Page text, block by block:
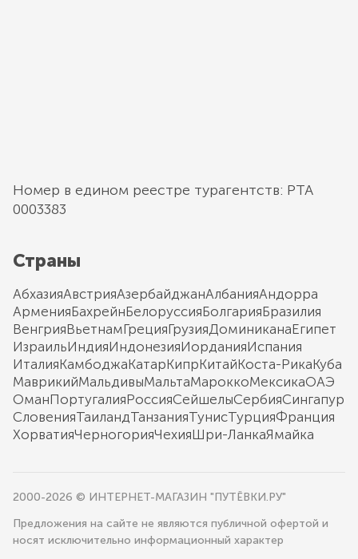
Номер в едином реестре турагентств: РТА
0003383
Страны
АбхазияАвстрияАзербайджанАлбанияАндорра
АрменияБахрейнБелоруссияБолгарияБразилия
ВенгрияВьетнамГрецияГрузияДоминиканаЕгипет
ИзраильИндияИндонезияИорданияИспания
ИталияКамбоджаКатарКипрКитайКоста-РикаКуба
МаврикийМальдивыМальтаМароккоМексикаОАЭ
ОманПортугалияРоссияСейшелыСербияСингапур
СловенияТаиландТанзанияТунисТурцияФранция
ХорватияЧерногорияЧехияШри-ЛанкаЯмайка
2000-2026 © ИНТЕРНЕТ-МАГАЗИН "ПУТЁВКИ.РУ"
Предложения на сайте не являются публичной офертой и
носят исключительно информационный характер